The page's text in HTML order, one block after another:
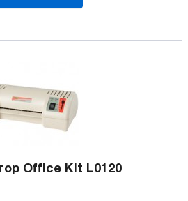
Office Kit L0120